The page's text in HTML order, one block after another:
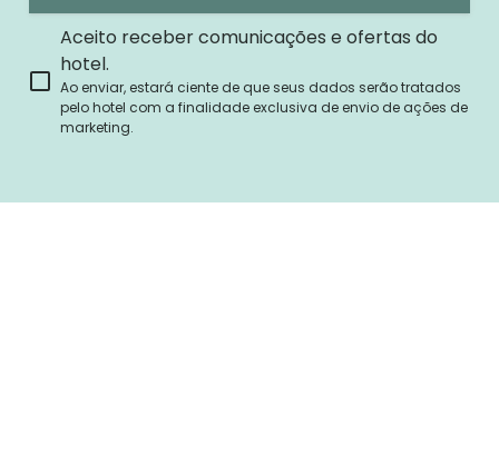
Aceito receber comunicações e ofertas do
hotel.
Ao enviar, estará ciente de que seus dados serão tratados
pelo hotel com a finalidade exclusiva de envio de ações de
marketing.